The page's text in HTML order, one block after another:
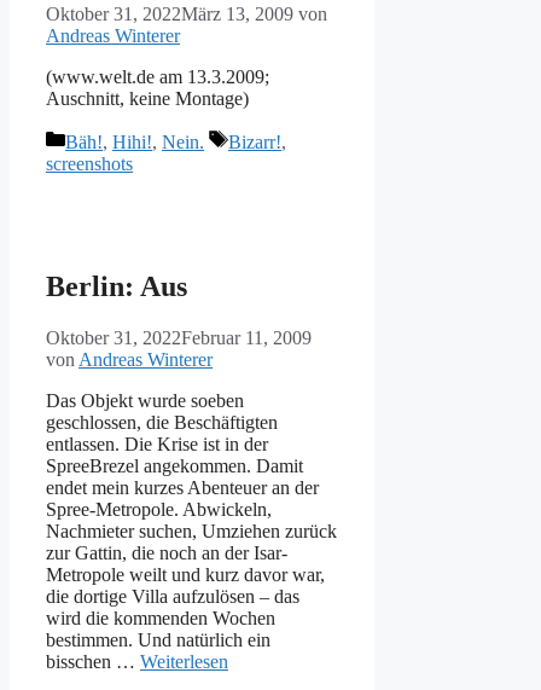
Oktober 31, 2022März 13, 2009 von
Andreas Winterer
(www.welt.de am 13.3.2009;
Auschnitt, keine Montage)
Kategorien
Bäh!, Hihi!, Nein. Schlagwörter
Bizarr!,
screenshots
Berlin: Aus
Oktober 31, 2022Februar 11, 2009
von Andreas Winterer
Das Objekt wurde soeben
geschlossen, die Beschäftigten
entlassen. Die Krise ist in der
SpreeBrezel angekommen. Damit
endet mein kurzes Abenteuer an der
Spree-Metropole. Abwickeln,
Nachmieter suchen, Umziehen zurück
zur Gattin, die noch an der Isar-
Metropole weilt und kurz davor war,
die dortige Villa aufzulösen – das
wird die kommenden Wochen
bestimmen. Und natürlich ein
bisschen … Weiterlesen